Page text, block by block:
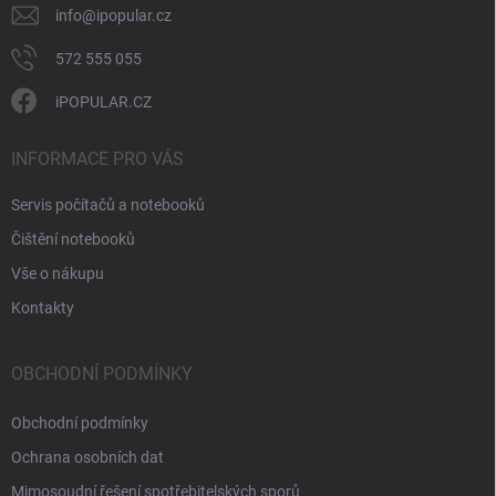
info@ipopular.cz
572 555 055
iPOPULAR.CZ
INFORMACE PRO VÁS
Servis počítačů a notebooků
Čištění notebooků
Vše o nákupu
Kontakty
OBCHODNÍ PODMÍNKY
Obchodní podmínky
Ochrana osobních dat
Mimosoudní řešení spotřebitelských sporů